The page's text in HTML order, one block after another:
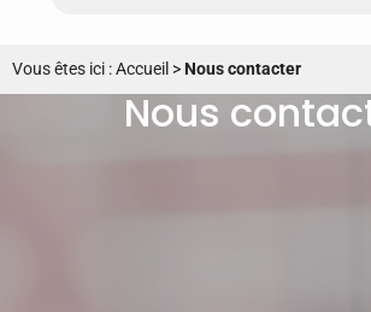
Vous êtes ici :Accueil >Nous contacter
Nous